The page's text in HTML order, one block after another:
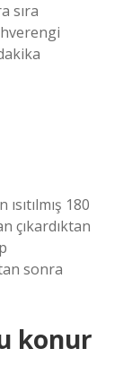
sıra
180
çıkardıktan
sonra
konur